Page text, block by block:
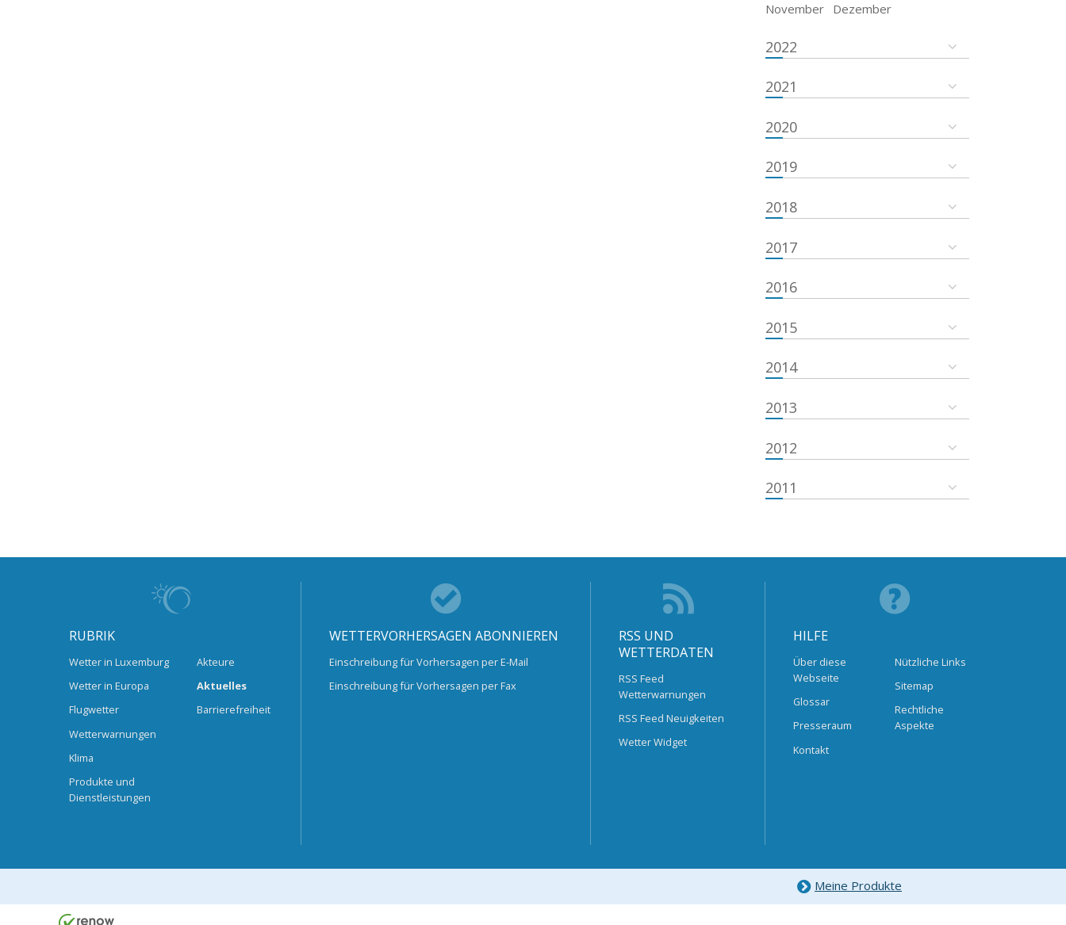
November
Dezember
2022
2021
2020
2019
2018
2017
2016
2015
2014
2013
2012
2011
RUBRIK
Wetter in Luxemburg
Wetter in Europa
Flugwetter
Wetterwarnungen
Klima
Produkte und
Dienstleistungen
Akteure
Aktuelles
Barrierefreiheit
WETTERVORHERSAGEN ABONNIEREN
Einschreibung für Vorhersagen per E-Mail
Einschreibung für Vorhersagen per Fax
RSS UND
WETTERDATEN
RSS Feed
Wetterwarnungen
RSS Feed Neuigkeiten
Wetter Widget
HILFE
Über diese
Webseite
Glossar
Presseraum
Kontakt
Nützliche Links
Sitemap
Rechtliche
Aspekte
Meine Produkte